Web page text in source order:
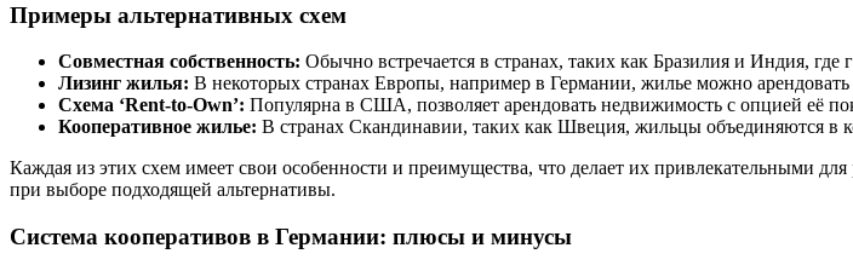
Примеры альтернативных схем
Совместная собственность: Обычно встречается в странах, таких как Бразилия и Индия,
Лизинг жилья: В некоторых странах Европы, например в Германии, жилье можно
Схема ‘Rent-to-Own’: Популярна в США, позволяет арендовать недвижимость с опцией её
Кооперативное жилье: В странах Скандинавии, таких как Швеция, жильцы объединяются в
Каждая из этих схем имеет свои особенности и преимущества, что делает их привлекательными
при выборе подходящей альтернативы.
Система кооперативов в Германии: плюсы и минусы